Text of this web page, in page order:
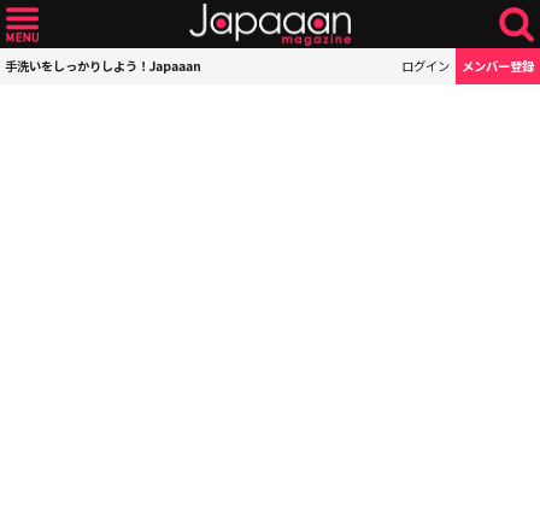
手洗いをしっかりしよう！Japaaan ログイン メンバー登録